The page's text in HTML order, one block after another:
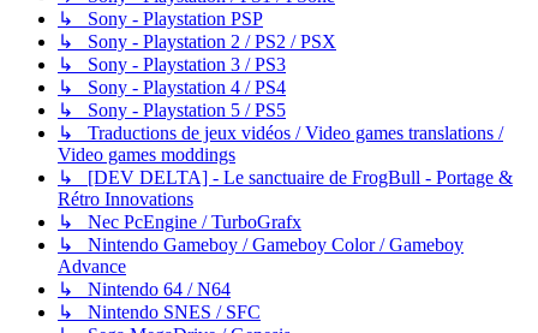
↳ Sony - Playstation PSP
↳ Sony - Playstation 2 / PS2 / PSX
↳ Sony - Playstation 3 / PS3
↳ Sony - Playstation 4 / PS4
↳ Sony - Playstation 5 / PS5
↳ Traductions de jeux vidéos / Video games translations /
Video games moddings
↳ [DEV DELTA] - Le sanctuaire de FrogBull - Portage &
Rétro Innovations
↳ Nec PcEngine / TurboGrafx
↳ Nintendo Gameboy / Gameboy Color / Gameboy
Advance
↳ Nintendo 64 / N64
↳ Nintendo SNES / SFC